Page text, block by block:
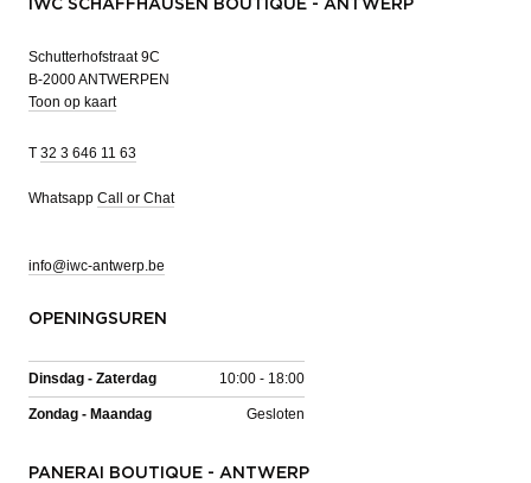
IWC SCHAFFHAUSEN BOUTIQUE - ANTWERP
Schutterhofstraat 9C
B-2000 ANTWERPEN
Toon op kaart
T 32 3 646 11 63
Whatsapp Call or Chat
info@iwc-antwerp.be
OPENINGSUREN
Dinsdag - Zaterdag 10:00 - 18:00
Zondag - Maandag Gesloten
PANERAI BOUTIQUE - ANTWERP